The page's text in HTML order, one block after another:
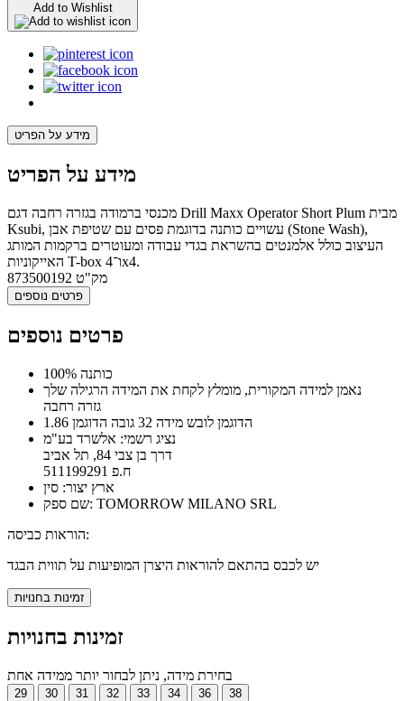
Add to Wishlist
מידע על הפריט
מידע על הפריט
מכנסי ברמודה בגזרה רחבה דגם Drill Maxx Operator Short Plum מבית
Ksubi, עשויים כותנה בדוגמת פסים עם שטיפת אבן (Stone Wash),
העיצוב כולל אלמנטים בהשראת בגדי עבודה ומעוטרים ברקמות המותג
האייקוניות T-box ו־4x4.
מק"ט 873500192
פרטים נוספים
פרטים נוספים
100% כותנה
נאמן למידה המקורית, מומלץ לקחת את המידה הרגילה שלך
גזרה רחבה
הדוגמן לובש מידה 32 גובה הדוגמן 1.86
נציג רשמי: אלשרד בע"מ
דרך בן צבי 84, תל אביב
ח.פ 511199291
ארץ יצור: סין
שם ספק: TOMORROW MILANO SRL
הוראות כביסה:
יש לכבס בהתאם להוראות היצרן המופיעות על תווית הבגד
זמינות בחנויות
זמינות בחנויות
בחירת מידה, ניתן לבחור יותר ממידה אחת
29 30 31 32 33 34 36
38